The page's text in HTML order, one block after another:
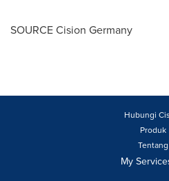
SOURCE Cision Germany
Hubungi
Produk
Tentang
My